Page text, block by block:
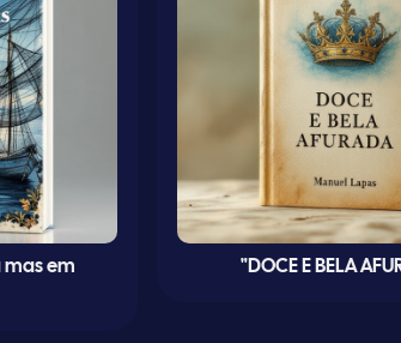
mas em
"DOCE E BELA